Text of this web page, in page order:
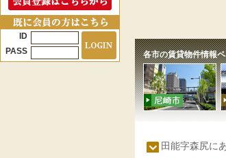
各市の賃貸物件情報
田能字森尻に
ID
PASS